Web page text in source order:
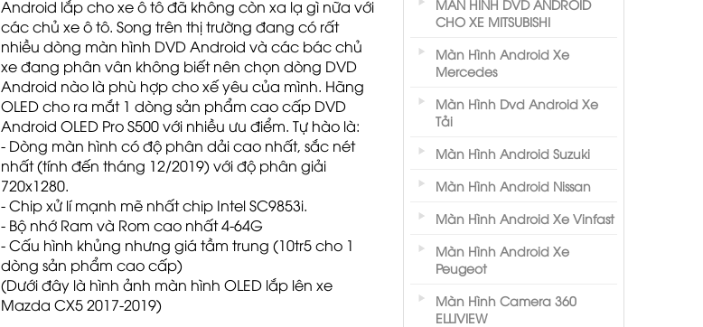
Android lắp cho xe ô tô đã không còn xa lạ gì nữa với
các chủ xe ô tô. Song trên thị trường đang có rất
nhiều dòng màn hình DVD Android và các bác chủ
xe đang phân vân không biết nên chọn dòng DVD
Android nào là phù hợp cho xế yêu của mình. Hãng
OLED cho ra mắt 1 dòng sản phẩm cao cấp DVD
Android OLED Pro S500 với nhiều ưu điểm. Tự hào là:
- Dòng màn hình có độ phân dải cao nhất, sắc nét
nhất (tính đến tháng 12/2019) vớiđộ phân giải
720x1280.
- Chip xử lí mạnh mẽ nhấtchip Intel SC9853i.
- Bộ nhớ Ram và Rom cao nhất 4-64G
- Cấu hình khủng nhưng giá tầm trung (10tr5cho 1
dòng sản phẩm cao cấp)
(Dưới đây là hình ảnh màn hình OLED lắp lên xe
Mazda CX5 2017-2019)
MÀN HÌNH DVD ANDROID
CHO XE MITSUBISHI
Màn Hình Android Xe
Mercedes
Màn Hình Dvd Android Xe
Tải
Màn Hình Android Suzuki
Màn Hình Android Nissan
Màn Hình Android Xe Vinfast
Màn Hình Android Xe
Peugeot
Màn Hình Camera 360
ELLIVIEW